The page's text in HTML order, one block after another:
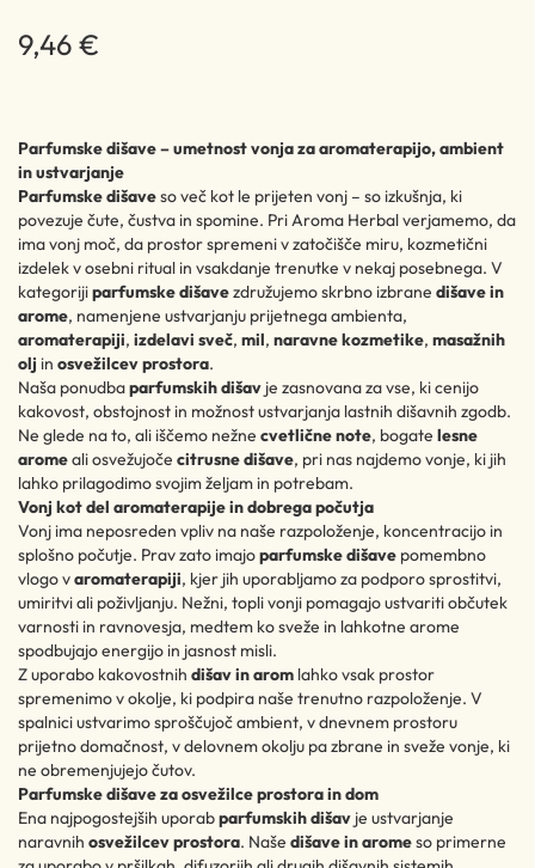
9,46 €
Parfumske dišave – umetnost vonja za aromaterapijo, ambient
in ustvarjanje
Parfumske dišaveso več kot le prijeten vonj – so izkušnja, ki
povezuje čute, čustva in spomine. Pri Aroma Herbal verjamemo, da
ima vonj moč, da prostor spremeni v zatočišče miru, kozmetični
izdelek v osebni ritual in vsakdanje trenutke v nekaj posebnega. V
kategorijiparfumske dišavezdružujemo skrbno izbrane dišave in
arome, namenjene ustvarjanju prijetnega ambienta,
aromaterapiji, izdelavi sveč, mil, naravne kozmetike, masažnih
olj in osvežilcev prostora.
Naša ponudbaparfumskih dišav je zasnovana za vse, ki cenijo
kakovost, obstojnost in možnost ustvarjanja lastnih dišavnih zgodb.
Ne glede na to, ali iščemo nežne cvetlične note, bogate lesne
aromeali osvežujoče citrusne dišave, pri nas najdemo vonje, ki jih
lahko prilagodimo svojim željam in potrebam.
Vonj kot del aromaterapije in dobrega počutja
Vonj ima neposreden vpliv na naše razpoloženje, koncentracijo in
splošno počutje. Prav zato imajoparfumske dišave pomembno
vlogo varomaterapiji, kjer jih uporabljamo za podporo sprostitvi,
umiritvi ali poživljanju. Nežni, topli vonji pomagajo ustvariti občutek
varnosti in ravnovesja, medtem ko sveže in lahkotne arome
spodbujajo energijo in jasnost misli.
Z uporabo kakovostnih dišav in arom lahko vsak prostor
spremenimo v okolje, ki podpira naše trenutno razpoloženje. V
spalnici ustvarimo sproščujoč ambient, v dnevnem prostoru
prijetno domačnost, v delovnem okolju pa zbrane in sveže vonje, ki
ne obremenjujejo čutov.
Parfumske dišave za osvežilce prostora in dom
Ena najpogostejših uporabparfumskih dišav je ustvarjanje
naravnih osvežilcev prostora. Naše dišave in aromeso primerne